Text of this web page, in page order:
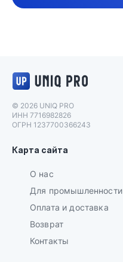
© 2026 UNIQ PRO
ИНН 7716982826
ОГРН 1237700366243
Карта сайта
О нас
Для промышленности
Оплата и доставка
Возврат
Контакты